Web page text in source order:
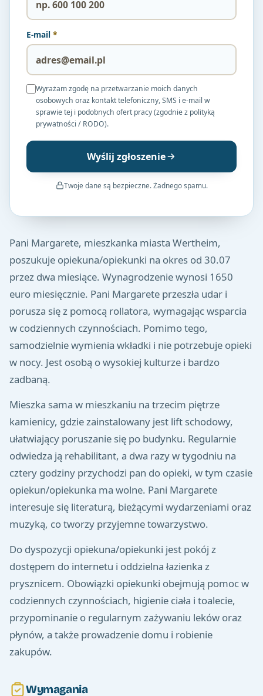
E-mail *
Wyrażam zgodę na przetwarzanie moich danych
osobowych oraz kontakt telefoniczny, SMS i e-mail w
sprawie tej i podobnych ofert pracy (zgodnie z polityką
prywatności / RODO).
Wyślij zgłoszenie
Twoje dane są bezpieczne. Żadnego spamu.
Pani Margarete, mieszkanka miasta Wertheim,
poszukuje opiekuna/opiekunki na okres od 30.07
przez dwa miesiące. Wynagrodzenie wynosi 1650
euro miesięcznie. Pani Margarete przeszła udar i
porusza się z pomocą rollatora, wymagając wsparcia
w codziennych czynnościach. Pomimo tego,
samodzielnie wymienia wkładki i nie potrzebuje opieki
w nocy. Jest osobą o wysokiej kulturze i bardzo
zadbaną.
Mieszka sama w mieszkaniu na trzecim piętrze
kamienicy, gdzie zainstalowany jest lift schodowy,
ułatwiający poruszanie się po budynku. Regularnie
odwiedza ją rehabilitant, a dwa razy w tygodniu na
cztery godziny przychodzi pan do opieki, w tym czasie
opiekun/opiekunka ma wolne. Pani Margarete
interesuje się literaturą, bieżącymi wydarzeniami oraz
muzyką, co tworzy przyjemne towarzystwo.
Do dyspozycji opiekuna/opiekunki jest pokój z
dostępem do internetu i oddzielna łazienka z
prysznicem. Obowiązki opiekunki obejmują pomoc w
codziennych czynnościach, higienie ciała i toalecie,
przypominanie o regularnym zażywaniu leków oraz
płynów, a także prowadzenie domu i robienie
zakupów.
Wymagania